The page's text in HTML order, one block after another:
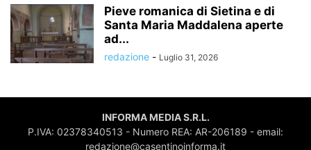
Pieve romanica di Sietina e di
Santa Maria Maddalena aperte
ad...
redazione - Luglio 31, 2026
INFORMA MEDIA S.R.L.
P.IVA: 02378340513 - Numero REA: AR-206189 - email:
redazione@casentinoinforma.it